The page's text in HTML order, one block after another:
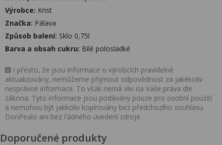
Výrobce: Krist
Značka: Pálava
Způsob balení: Sklo 0,75l
Barva a obsah cukru: Bílé polosladké
I přesto, že jsou informace o výrobcích pravidelně
aktualizovány, nemůžeme přijmout odpovědnost za jakékoliv
nesprávné informace. To však nemá vliv na Vaše práva dle
zákona. Tyto informace jsou podávány pouze pro osobní použití
a nemohou být jakkoliv kopírovány bez předchozího souhlasu
DonPealo ani bez řádného uvedení zdroje.
Doporučené produkty